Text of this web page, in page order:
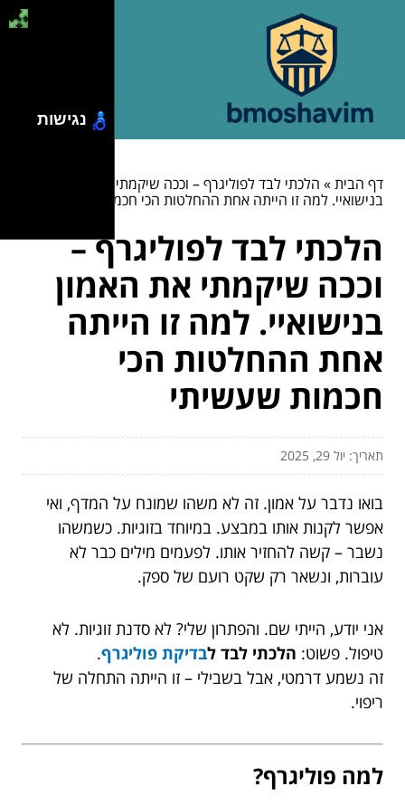
דף הבית» הלכתי לבד לפוליגרף – וככה שיקמתי את האמון
בנישואיי. למה זו הייתה אחת ההחלטות הכי חכמות שעשיתי
הלכתי לבד לפוליגרף –
וככה שיקמתי את האמון
בנישואיי. למה זו הייתה
אחת ההחלטות הכי
חכמות שעשיתי
תאריך: יול 29, 2025
בואו נדבר על אמון. זה לא משהו שמונח על המדף, ואי
אפשר לקנות אותו במבצע. במיוחד בזוגיות. כשמשהו
נשבר – קשה להחזיר אותו. לפעמים מילים כבר לא
עוברות, ונשאר רק שקט רועם של ספק.
אני יודע, הייתי שם. והפתרון שלי? לא סדנת זוגיות. לא
טיפול. פשוט: הלכתי לבד לבדיקת פוליגרף.
זה נשמע דרמטי, אבל בשבילי – זו הייתה התחלה של
ריפוי.
למה פוליגרף?
נגישות